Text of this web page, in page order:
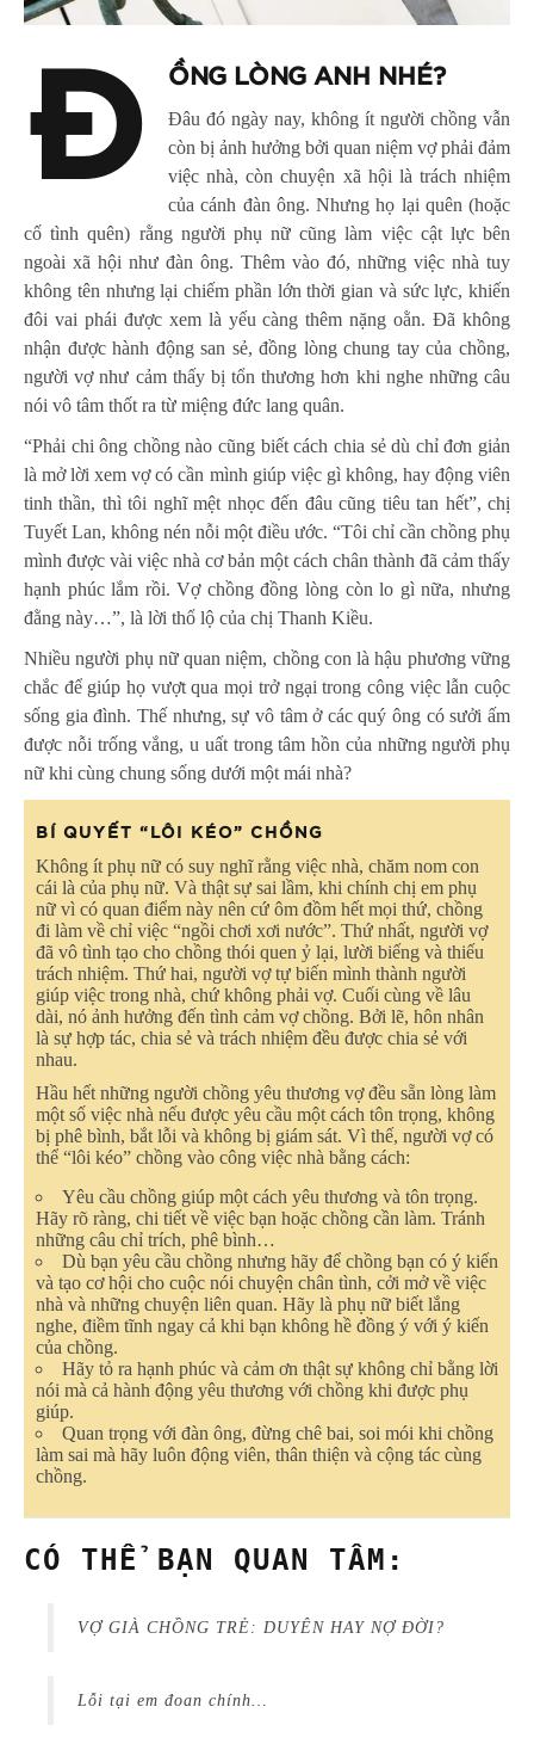
Đ ỒNG LÒNG ANH NHÉ?
Đâu đó ngày nay, không ít người chồng vẫn
còn bị ảnh hưởng bởi quan niệm vợ phải đảm
việc nhà, còn chuyện xã hội là trách nhiệm
của cánh đàn ông. Nhưng họ lại quên (hoặc
cố tình quên) rằng người phụ nữ cũng làm việc cật lực bên
ngoài xã hội như đàn ông. Thêm vào đó, những việc nhà tuy
không tên nhưng lại chiếm phần lớn thời gian và sức lực, khiến
đôi vai phái được xem là yếu càng thêm nặng oằn. Đã không
nhận được hành động san sẻ, đồng lòng chung tay của chồng,
người vợ như cảm thấy bị tổn thương hơn khi nghe những câu
nói vô tâm thốt ra từ miệng đức lang quân.
“Phải chi ông chồng nào cũng biết cách chia sẻ dù chỉ đơn giản
là mở lời xem vợ có cần mình giúp việc gì không, hay động viên
tinh thần, thì tôi nghĩ mệt nhọc đến đâu cũng tiêu tan hết”, chị
Tuyết Lan, không nén nỗi một điều ước. “Tôi chỉ cần chồng phụ
mình được vài việc nhà cơ bản một cách chân thành đã cảm thấy
hạnh phúc lắm rồi. Vợ chồng đồng lòng còn lo gì nữa, nhưng
đằng này…”, là lời thổ lộ của chị Thanh Kiều.
Nhiều người phụ nữ quan niệm, chồng con là hậu phương vững
chắc để giúp họ vượt qua mọi trở ngại trong công việc lẫn cuộc
sống gia đình. Thế nhưng, sự vô tâm ở các quý ông có sưởi ấm
được nỗi trống vắng, u uất trong tâm hồn của những người phụ
nữ khi cùng chung sống dưới một mái nhà?
BÍ QUYẾT “LÔI KÉO” CHỒNG
Không ít phụ nữ có suy nghĩ rằng việc nhà, chăm nom con
cái là của phụ nữ. Và thật sự sai lầm, khi chính chị em phụ
nữ vì có quan điểm này nên cứ ôm đồm hết mọi thứ, chồng
đi làm về chỉ việc “ngồi chơi xơi nước”. Thứ nhất, người vợ
đã vô tình tạo cho chồng thói quen ỷ lại, lười biếng và thiếu
trách nhiệm. Thứ hai, người vợ tự biến mình thành người
giúp việc trong nhà, chứ không phải vợ. Cuối cùng về lâu
dài, nó ảnh hưởng đến tình cảm vợ chồng. Bởi lẽ, hôn nhân
là sự hợp tác, chia sẻ và trách nhiệm đều được chia sẻ với
nhau.
Hầu hết những người chồng yêu thương vợ đều sẵn lòng làm
một số việc nhà nếu được yêu cầu một cách tôn trọng, không
bị phê bình, bắt lỗi và không bị giám sát. Vì thế, người vợ có
thể “lôi kéo” chồng vào công việc nhà bằng cách:
Yêu cầu chồng giúp một cách yêu thương và tôn trọng.
Hãy rõ ràng, chi tiết về việc bạn hoặc chồng cần làm. Tránh
những câu chỉ trích, phê bình…
Dù bạn yêu cầu chồng nhưng hãy để chồng bạn có ý kiến
và tạo cơ hội cho cuộc nói chuyện chân tình, cởi mở về việc
nhà và những chuyện liên quan. Hãy là phụ nữ biết lắng
nghe, điềm tĩnh ngay cả khi bạn không hề đồng ý với ý kiến
của chồng.
Hãy tỏ ra hạnh phúc và cảm ơn thật sự không chỉ bằng lời
nói mà cả hành động yêu thương với chồng khi được phụ
giúp.
Quan trọng với đàn ông, đừng chê bai, soi mói khi chồng
làm sai mà hãy luôn động viên, thân thiện và cộng tác cùng
chồng.
CÓ THỂ BẠN QUAN TÂM:
VỢ GIÀ CHỒNG TRẺ: DUYÊN HAY NỢ ĐỜI?
Lỗi tại em đoan chính…